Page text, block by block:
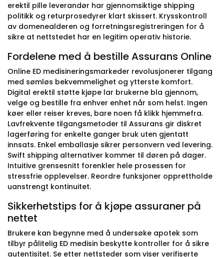
erektil pille leverandør har gjennomsiktige shipping
politikk og returprosedyrer klart skissert. Krysskontroll
av domenealderen og forretningsregistreringen for å
sikre at nettstedet har en legitim operativ historie.
Fordelene med å bestille Assurans Online
Online ED medisineringsmarkeder revolusjonerer tilgang
med sømløs bekvemmelighet og ytterste komfort.
Digital erektil støtte kjøpe lar brukerne bla gjennom,
velge og bestille fra enhver enhet når som helst. Ingen
køer eller reiser kreves, bare noen få klikk hjemmefra.
Lavfrekvente tilgangsmetoder til Assurans gir diskret
lagerføring for enkelte ganger bruk uten gjentatt
innsats. Enkel emballasje sikrer personvern ved levering.
Swift shipping alternativer kommer til døren på dager.
Intuitive grensesnitt forenkler hele prosessen for
stressfrie opplevelser. Reordre funksjoner opprettholde
uanstrengt kontinuitet.
Sikkerhetstips for å kjøpe assuraner på
nettet
Brukere kan begynne med å undersøke apotek som
tilbyr pålitelig ED medisin beskytte kontroller for å sikre
autentisitet. Se etter nettsteder som viser verifiserte